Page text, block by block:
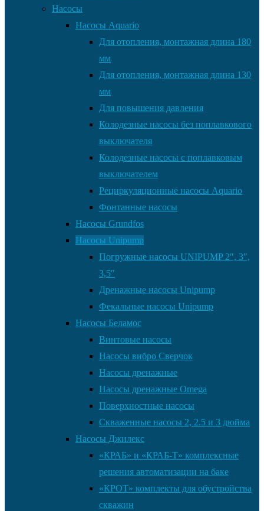
Насосы
Насосы Aquario
Для отопления, монтажная длина 180
мм
Для отопления, монтажная длина 130
мм
Для повышения давления
Колодезные насосы без поплавкового
выключателя
Колодезные насосы с поплавковым
выключателем
Рециркуляционные насосы Aquario
Фонтанные насосы
Насосы Grundfos
Насосы Unipump
Погружные насосы UNIPUMP 2″, 3″,
3,5″
Дренажные насосы Unipump
Фекальные насосы Unipump
Насосы Беламос
Винтовые насосы
Насосы вибро Сверчок
Насосы дренажные
Насосы дренажные Omega
Поверхностные насосы
Скваженные насосы 2, 2.5 и 3 дюйма
Насосы Джилекс
«КРАБ» и «КРАБ-Т» комплексные
решения автоматизации на баке
«КРОТ» комплекты для обустройства
скважин